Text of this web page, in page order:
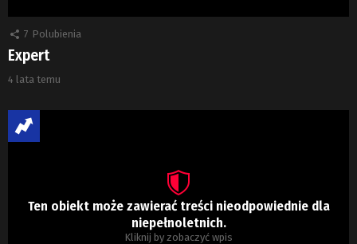
7 Polubienia
Expert
4 lata temu
Ten obiekt może zawierać treści nieodpowiednie dla
niepełnoletnich.
Kliknij by zobaczyć wpis